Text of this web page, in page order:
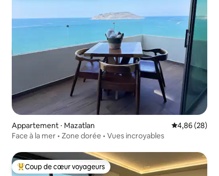
Appartement ⋅ Mazatlan Évaluation
4,86 (28)
Face à la mer • Zone dorée • Vues incroyables
Coups de cœur voyageurs les plus appréciés
Coup de cœur voyageurs